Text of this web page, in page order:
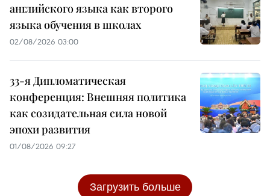
английского языка как второго
языка обучения в школах
02/08/2026 03:00
33-я Дипломатическая
конференция: Внешняя политика
как созидательная сила новой
эпохи развития
01/08/2026 09:27
Загрузить больше